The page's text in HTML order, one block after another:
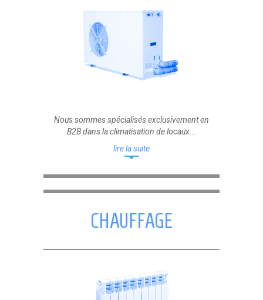
Nous sommes spécialisés exclusivement en
B2B dans la climatisation de locaux...
lire la suite
CHAUFFAGE